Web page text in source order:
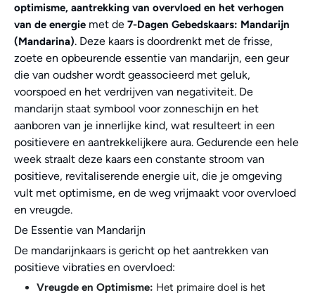
optimisme, aantrekking van overvloed en het verhogen
van de energie met de 7-Dagen Gebedskaars: Mandarijn
(Mandarina). Deze kaars is doordrenkt met de frisse,
zoete en opbeurende essentie van mandarijn, een geur
die van oudsher wordt geassocieerd met geluk,
voorspoed en het verdrijven van negativiteit. De
mandarijn staat symbool voor zonneschijn en het
aanboren van je innerlijke kind, wat resulteert in een
positievere en aantrekkelijkere aura. Gedurende een hele
week straalt deze kaars een constante stroom van
positieve, revitaliserende energie uit, die je omgeving
vult met optimisme, en de weg vrijmaakt voor overvloed
en vreugde.
De Essentie van Mandarijn
De mandarijnkaars is gericht op het aantrekken van
positieve vibraties en overvloed:
Vreugde en Optimisme: Het primaire doel is het